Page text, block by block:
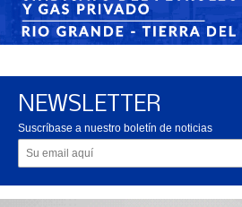
NEWSLETTER
Suscríbase a nuestro boletín de noticias